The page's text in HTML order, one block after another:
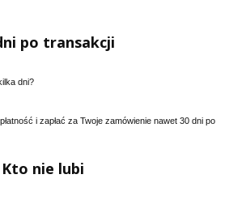
po transakcji
dni?
i zapłać za Twoje zamówienie nawet 30 dni po
nie lubi